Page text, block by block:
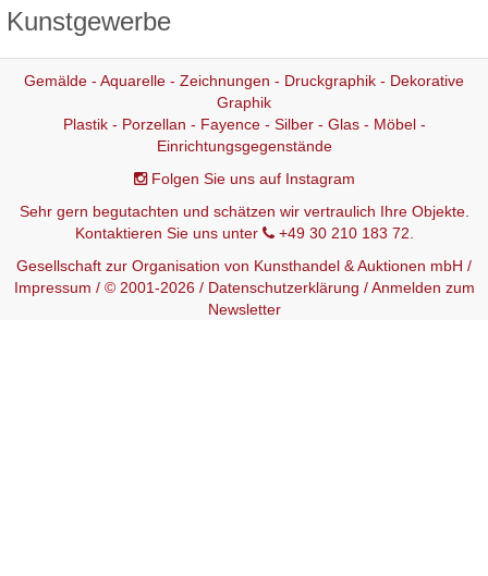
Kunstgewerbe
Gemälde - Aquarelle - Zeichnungen - Druckgraphik - Dekorative
Graphik
Plastik - Porzellan - Fayence - Silber - Glas - Möbel -
Einrichtungsgegenstände
Folgen Sie uns auf Instagram
Sehr gern begutachten und schätzen wir vertraulich Ihre Objekte.
Kontaktieren Sie uns unter
+49 30 210 183 72.
Gesellschaft zur Organisation von Kunsthandel & Auktionen mbH /
Impressum / © 2001-2026 / Datenschutzerklärung /Anmelden zum
Newsletter